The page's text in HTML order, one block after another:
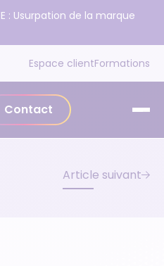
: Usurpation de la marque
Espace clientFormations
Contact
Article suivant